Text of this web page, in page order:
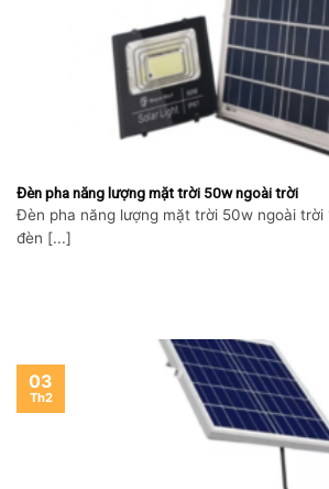
Đèn pha năng lượng mặt trời 50w ngoài trời
Đèn pha năng lượng mặt trời 50w ngoài trời
đèn [...]
03
Th2